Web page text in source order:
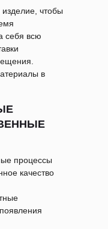
чтобы
себя всю
в
процессы
качество